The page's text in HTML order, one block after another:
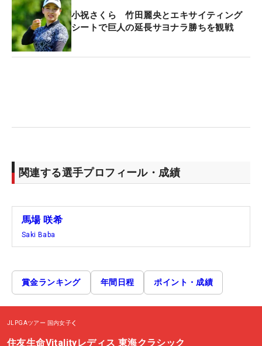
小祝さくら 竹田麗央とエキサイティング
シートで巨人の延長サヨナラ勝ちを観戦
関連する選手プロフィール・成績
馬場 咲希
Saki Baba
賞金ランキング 年間日程 ポイント・成績
JLPGAツアー 国内女子
住友生命Vitalityレディス 東海クラシック